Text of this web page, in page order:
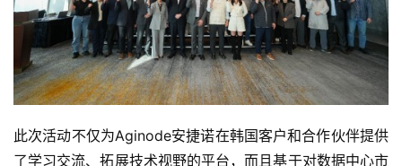
此次活动不仅为Aginode安捷诺在韩国客户和合作伙伴提供
了学习交流、拓展技术视野的平台，而且基于对数据中心市